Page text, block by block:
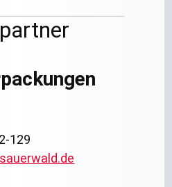
129